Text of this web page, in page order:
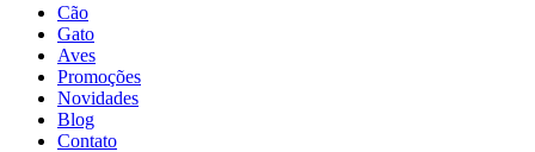
Cão
Gato
Aves
Promoções
Novidades
Blog
Contato